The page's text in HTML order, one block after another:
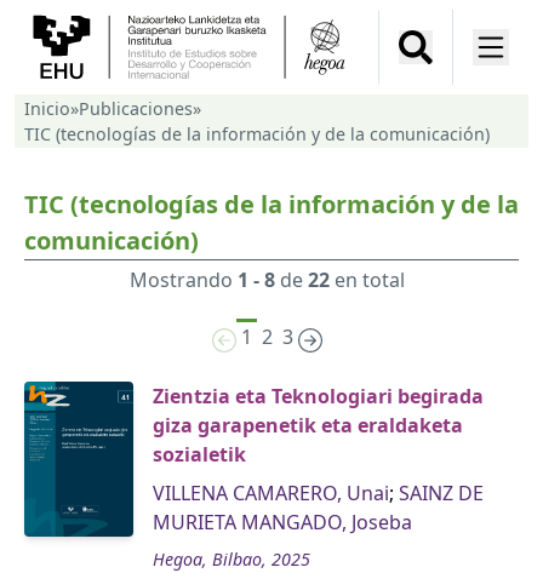
Inicio»Publicaciones»
TIC (tecnologías de la información y de la comunicación)
TIC (tecnologías de la información y de la
comunicación)
Mostrando 1 - 8de22en total
1 2 3
Zientzia eta Teknologiari begirada
giza garapenetik eta eraldaketa
sozialetik
VILLENA CAMARERO, Unai; SAINZ DE
MURIETA MANGADO, Joseba
Hegoa, Bilbao, 2025